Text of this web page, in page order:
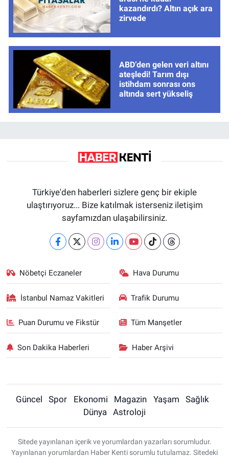
kazandırdı? Altın açık ara
zirvede
ABD’den gelen veri altını
ateşledi! Tarım dışı
istihdam sonrası ons
altında sert yükseliş
Türkiye'den haberleri sizlere genç bir ekiple
ulaştırıyoruz... Bize katılmak isterseniz iletişim
sayfamızdan ulaşabilirsiniz.
Nöbetçi Eczaneler Hava Durumu
İstanbul Namaz Vakitleri Trafik Durumu
Puan Durumu ve Fikstür Tüm Manşetler
Son Dakika Haberleri Haber Arşivi
Güncel Spor Ekonomi Magazin Yaşam
Sağlık
Dünya
Astroloji
Sitede yayınlanan içerik ve yorumlardan yazarları sorumludur.
Yayınlanan yorumlardan Haber Kenti sorumlu tutulamaz. Sitedeki